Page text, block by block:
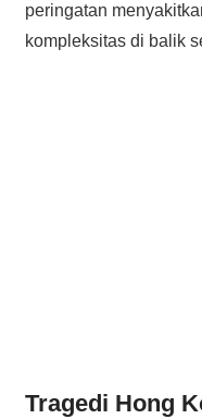
peringatan
kompleksitas di balik
Tragedi Hong